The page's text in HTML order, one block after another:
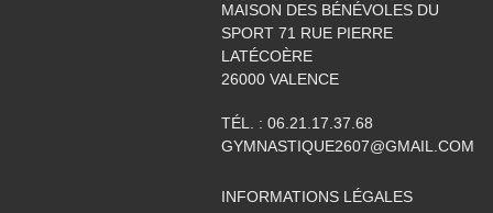
MAISON DES BÉNÉVOLES DU
SPORT 71 RUE PIERRE
LATÉCOÈRE
26000 VALENCE
TÉL. : 06.21.17.37.68
GYMNASTIQUE2607@GMAIL.COM
INFORMATIONS LÉGALES